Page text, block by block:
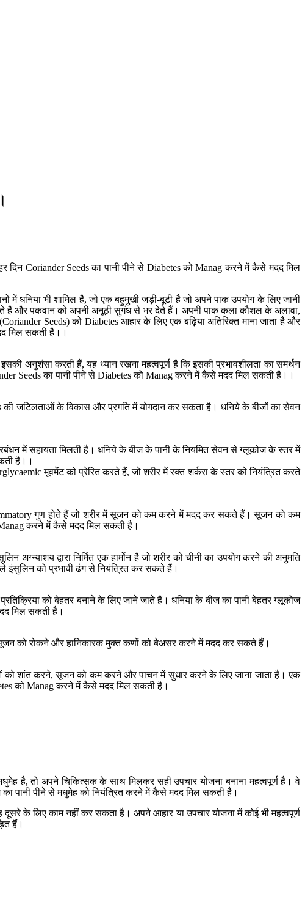
Coriander Seeds का पानी पीने से Diabetes को Manag करने में कैसे मदद मिल
भी शामिल है, जो एक बहुमुखी जड़ी-बूटी है जो अपने पाक उपयोग के लिए जानी
हैं और पकवान को अपनी अनूठी सुगंध से भर देते हैं। अपनी पाक कला कौशल के अलावा,
Seeds) को Diabetes आहार के लिए एक बढ़िया अतिरिक्त माना जाता है और
मिल सकती है।।
इसकी अनुशंसा करती हैं, यह ध्यान रखना महत्वपूर्ण है कि इसकी प्रभावशीलता का समर्थन
Seeds का पानी पीने से Diabetes को Manag करने में कैसे मदद मिल सकती है।।
जटिलताओं के विकास और प्रगति में योगदान कर सकता है। धनिये के बीजों का सेवन
में सहायता मिलती है। धनिये के बीज के पानी के नियमित सेवन से ग्लूकोज के स्तर में
है।।
मूवमेंट को प्रेरित करते हैं, जो शरीर में रक्त शर्करा के स्तर को नियंत्रित करते
गुण होते हैं जो शरीर में सूजन को कम करने में मदद कर सकते हैं। सूजन को कम
Manag करने में कैसे मदद मिल सकती है।
द्वारा निर्मित एक हार्मोन है जो शरीर को चीनी का उपयोग करने की अनुमति
इंसुलिन को प्रभावी ढंग से नियंत्रित कर सकते हैं।
को बेहतर बनाने के लिए जाने जाते हैं। धनिया के बीज का पानी बेहतर ग्लूकोज
मिल सकती है।
को रोकने और हानिकारक मुक्त कणों को बेअसर करने में मदद कर सकते हैं।
को शांत करने, सूजन को कम करने और पाचन में सुधार करने के लिए जाना जाता है। एक
को Manag करने में कैसे मदद मिल सकती है।
है, तो अपने चिकित्सक के साथ मिलकर सही उपचार योजना बनाना महत्वपूर्ण है। वे
पानी पीने से मधुमेह को नियंत्रित करने में कैसे मदद मिल सकती है।
के लिए काम नहीं कर सकता है। अपने आहार या उपचार योजना में कोई भी महत्वपूर्ण
हैं।